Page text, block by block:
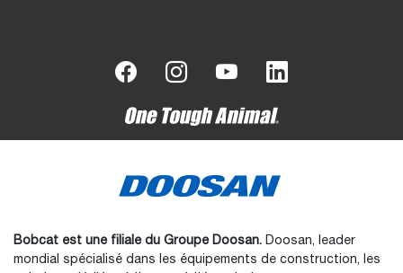
Bobcat est une filiale du Groupe Doosan. Doosan, leader
mondial spécialisé dans les équipements de construction, les